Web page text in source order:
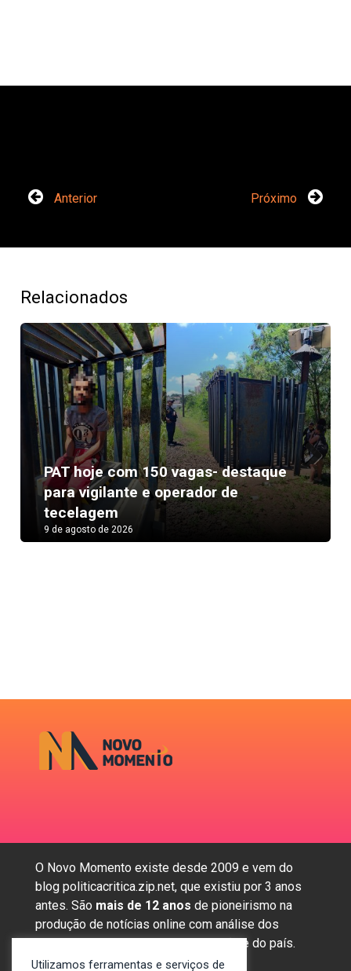
Anterior Próximo
Relacionados
PAT hoje com 150 vagas- destaque
para vigilante e operador de
tecelagem
9 de agosto de 2026
Next
O Novo Momento existe desde 2009 e vem do
blog politicacritica.zip.net, que existiu por 3 anos
antes. São mais de 12 anos de pioneirismo na
produção de notícias online com análise dos
assuntos mais importantes da região e do país.
Utilizamos ferramentas e serviços de